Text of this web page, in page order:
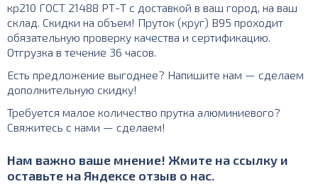
кр210 ГОСТ 21488 РТ-Т с доставкой в ваш город, на ваш
склад. Скидки на объем! Пруток (круг) В95 проходит
обязательную проверку качества и сертификацию.
Отгрузка в течение 36 часов.
Есть предложение выгоднее? Напишите нам — сделаем
дополнительную скидку!
Требуется малое количество прутка алюминиевого?
Свяжитесь с нами — сделаем!
Нам важно ваше мнение! Жмите на ссылку и
оставьте на Яндексе отзыв о нас.